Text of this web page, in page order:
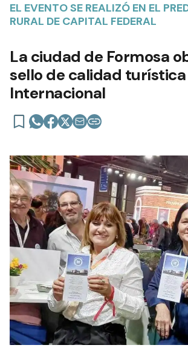
EL EVENTO SE REALIZÓ EN EL
RURAL DE CAPITAL FEDERAL
La ciudad de Formosa
sello de calidad turística
Internacional